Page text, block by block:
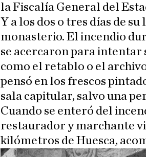
la Fiscalía General del
Y a los dos o tres días de
monasterio. El incendio
se acercaron para intentar
como el retablo o el
pensó en los frescos
sala capitular, salvo una
Cuando se enteró del
restaurador y marchante
kilómetros de Huesca,